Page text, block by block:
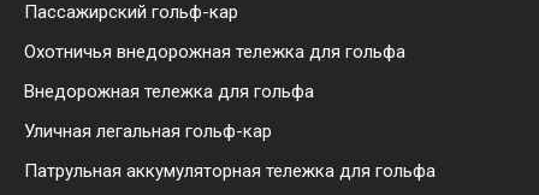
Пассажирский гольф-кар
Охотничья внедорожная тележка для гольфа
Внедорожная тележка для гольфа
Уличная легальная гольф-кар
Патрульная аккумуляторная тележка для гольфа